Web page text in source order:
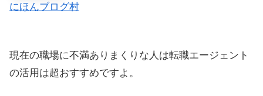
にほんブログ村
現在の職場に不満ありまくりな人は転職エージェント
の活用は超おすすめですよ。